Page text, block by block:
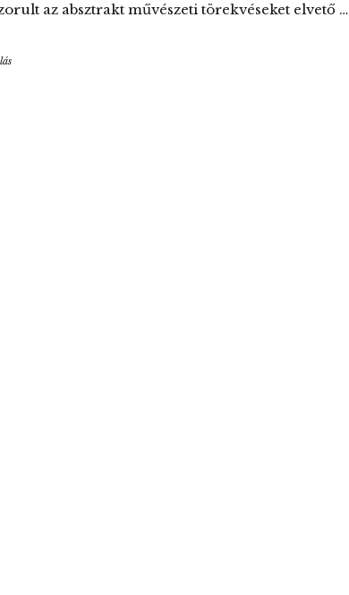
az absztrakt művészeti törekvéseket elvető …